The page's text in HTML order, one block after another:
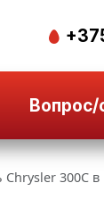
Вопрос/
Chrysler 300С